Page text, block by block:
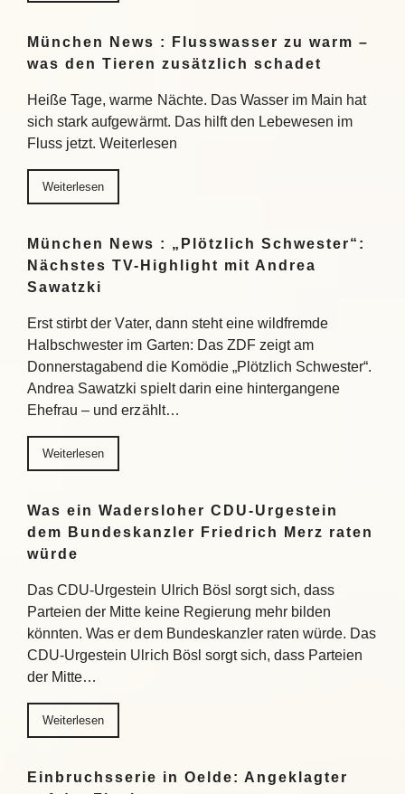
München News : Flusswasser zu warm –
was den Tieren zusätzlich schadet
Heiße Tage, warme Nächte. Das Wasser im Main hat
sich stark aufgewärmt. Das hilft den Lebewesen im
Fluss jetzt. Weiterlesen
Weiterlesen
München News : „Plötzlich Schwester“:
Nächstes TV-Highlight mit Andrea
Sawatzki
Erst stirbt der Vater, dann steht eine wildfremde
Halbschwester im Garten: Das ZDF zeigt am
Donnerstagabend die Komödie „Plötzlich Schwester“.
Andrea Sawatzki spielt darin eine hintergangene
Ehefrau – und erzählt…
Weiterlesen
Was ein Wadersloher CDU-Urgestein
dem Bundeskanzler Friedrich Merz raten
würde
Das CDU-Urgestein Ulrich Bösl sorgt sich, dass
Parteien der Mitte keine Regierung mehr bilden
könnten. Was er dem Bundeskanzler raten würde. Das
CDU-Urgestein Ulrich Bösl sorgt sich, dass Parteien
der Mitte…
Weiterlesen
Einbruchsserie in Oelde: Angeklagter